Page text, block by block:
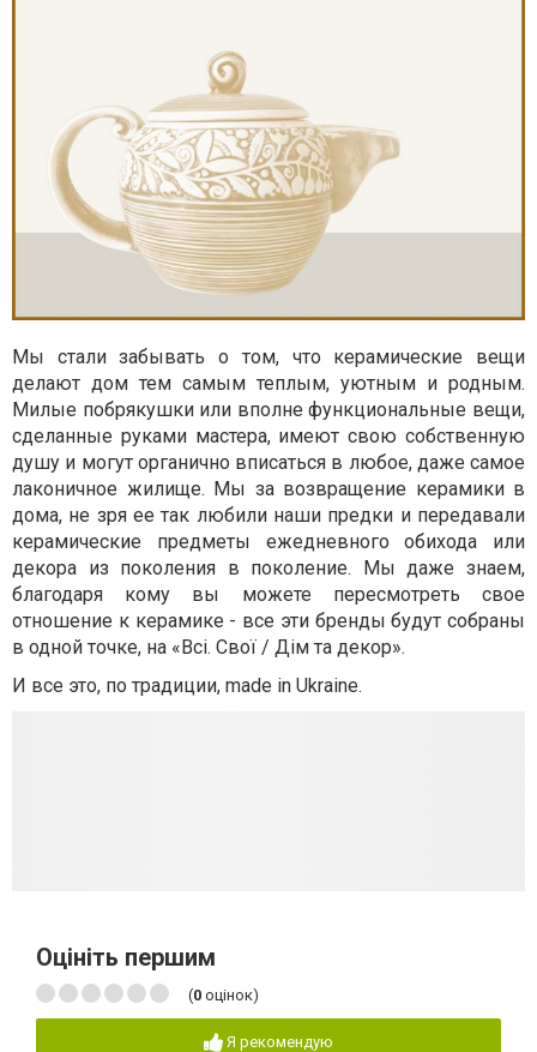
Мы стали забывать о том, что керамические вещи
делают дом тем самым теплым, уютным и родным.
Милые побрякушки или вполне функциональные вещи,
сделанные руками мастера, имеют свою собственную
душу и могут органично вписаться в любое, даже самое
лаконичное жилище. Мы за возвращение керамики в
дома, не зря ее так любили наши предки и передавали
керамические предметы ежедневного обихода или
декора из поколения в поколение. Мы даже знаем,
благодаря кому вы можете пересмотреть свое
отношение к керамике - все эти бренды будут собраны
в одной точке, на «Всі. Свої / Дім та декор».
И все это, по традиции, made in Ukraine.
Оцініть першим
(0 оцінок)
Я рекомендую